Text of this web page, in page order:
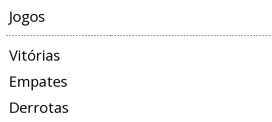
Jogos
Vitórias
Empates
Derrotas